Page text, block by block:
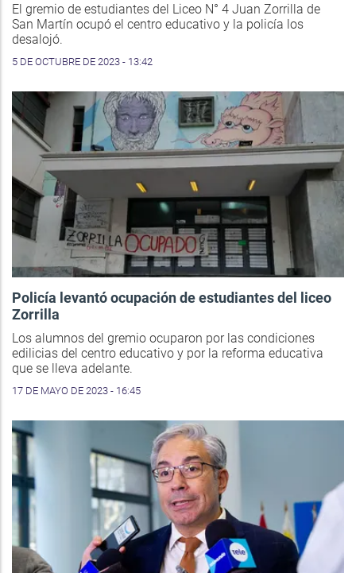
El gremio de estudiantes del Liceo N° 4 Juan Zorrilla de
San Martín ocupó el centro educativo y la policía los
desalojó.
5 DE OCTUBRE DE 2023 - 13:42
Policía levantó ocupación de estudiantes del liceo
Zorrilla
Los alumnos del gremio ocuparon por las condiciones
edilicias del centro educativo y por la reforma educativa
que se lleva adelante.
17 DE MAYO DE 2023 - 16:45